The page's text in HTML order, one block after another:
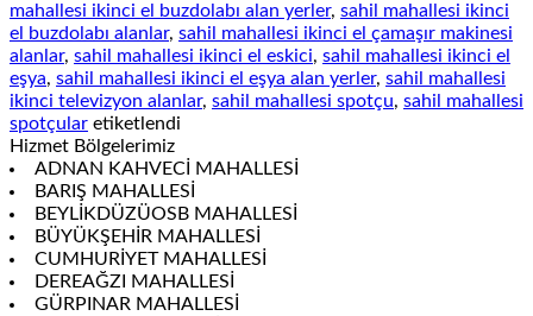
mahallesi ikinci el buzdolabı alan yerler, sahil mahallesi ikinci
el buzdolabı alanlar, sahil mahallesi ikinci el çamaşır makinesi
alanlar, sahil mahallesi ikinci el eskici, sahil mahallesi ikinci el
eşya, sahil mahallesi ikinci el eşya alan yerler, sahil mahallesi
ikinci televizyon alanlar, sahil mahallesi spotçu, sahil mahallesi
spotçular etiketlendi
Hizmet Bölgelerimiz
ADNAN KAHVECİ MAHALLESİ
BARIŞ MAHALLESİ
BEYLİKDÜZÜOSB MAHALLESİ
BÜYÜKŞEHİR MAHALLESİ
CUMHURİYET MAHALLESİ
DEREAĞZI MAHALLESİ
GÜRPINAR MAHALLESİ